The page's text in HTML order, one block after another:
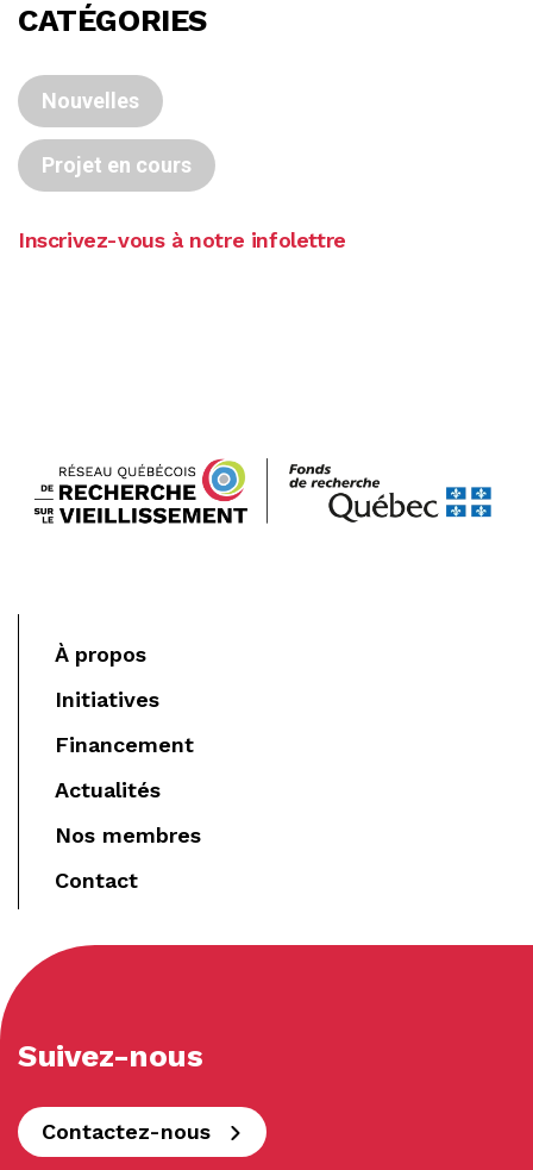
CATÉGORIES
Nouvelles
Projet en cours
Inscrivez-vous à notre infolettre
À propos
Initiatives
Financement
Actualités
Nos membres
Contact
Suivez-nous
Contactez-nous